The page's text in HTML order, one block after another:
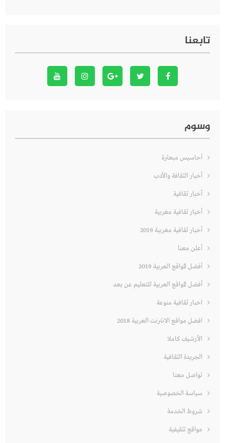
تابعنا
وسوم
أحاسيس مبعثرة
أخبار الثقافة والأدب
أخبار ثقافية
أخبار ثقافية مغربية
أخبار ثقافية مغربية 2019
أعلن معنا
أفضل المواقع العربية 2019
أفضل المواقع العربية للتعليم عن بعد
اخبار ثقافية منوعة
افضل مواقع الانترنت العربية 2018
الأرشيف كاملا
الجريدة الثقافية
تواصل معنا
سياسة الخصوصية
شروط الخدمة
مواقع تثقيفية